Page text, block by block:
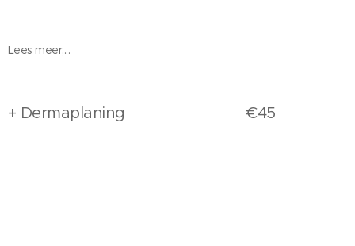
Lees meer,...
+ Dermaplaning €45